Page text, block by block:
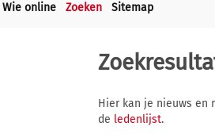
Wie online Zoeken Sitemap
Hier kan je nieuws en
de ledenlijst.